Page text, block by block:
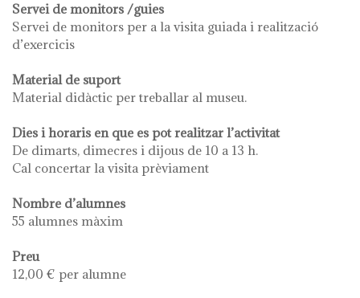
Servei de monitors /guies
Servei de monitors per a la visita guiada i realització
d’exercicis
Material de suport
Material didàctic per treballar al museu.
Dies i horaris en que es pot realitzar l’activitat
De dimarts, dimecres i dijous de 10 a 13 h.
Cal concertar la visita prèviament
Nombre d’alumnes
55 alumnes màxim
Preu
12,00 € per alumne